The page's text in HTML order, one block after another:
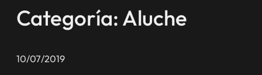
Categoría:Aluche
10/07/2019